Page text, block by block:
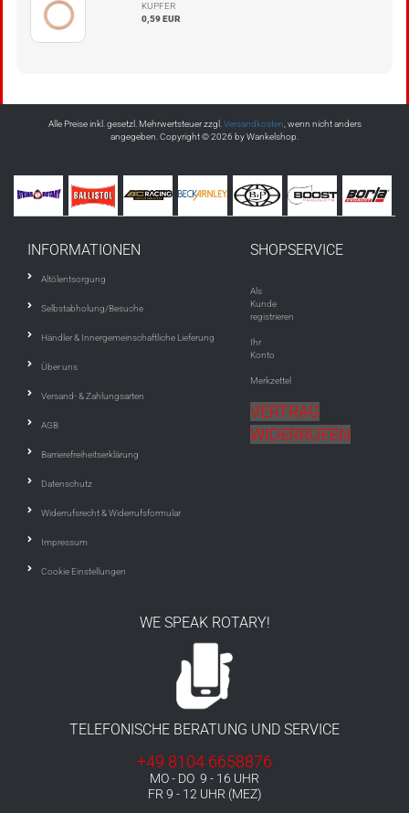
KUPFER
0,59 EUR
Alle Preise inkl. gesetzl. Mehrwertsteuer zzgl. Versandkosten , wenn nicht anders
angegeben. Copyright © 2026 by Wankelshop.
INFORMATIONEN
Altölentsorgung
Selbstabholung/Besuche
Händler & Innergemeinschaftliche Lieferung
Über uns
Versand- & Zahlungsarten
AGB
Barrierefreiheitserklärung
Datenschutz
Widerrufsrecht & Widerrufsformular
Impressum
Cookie Einstellungen
SHOPSERVICE
Als
Kunde
registrieren
Ihr
Konto
Merkzettel
VERTRAG
WIDERRUFEN
WE SPEAK ROTARY!
TELEFONISCHE BERATUNG UND SERVICE
+49 8104 6658876
MO - DO 9 - 16 UHR
FR 9 - 12 UHR (MEZ)